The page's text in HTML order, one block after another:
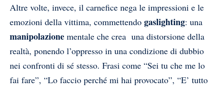
Altre volte, invece, il carnefice nega le impressioni e le
emozioni della vittima, commettendo gaslighting: una
manipolazione mentale che crea una distorsione della
realtà, ponendo l’oppresso in una condizione di dubbio
nei confronti di sé stesso. Frasi come “Sei tu che me lo
fai fare”, “Lo faccio perché mi hai provocato”, “E’ tutto